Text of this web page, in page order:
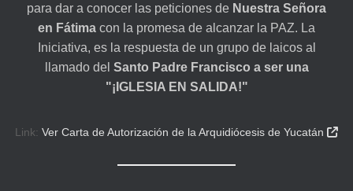
para dar a conocer las peticiones de Nuestra Señora
en Fátima con la promesa de alcanzar la PAZ. La
Iniciativa, es la respuesta de un grupo de laicos al
llamado del Santo Padre Francisco a ser una
"¡IGLESIA EN SALIDA!"
Link: Ver Carta de Autorización de la Arquidiócesis de Yucatán 